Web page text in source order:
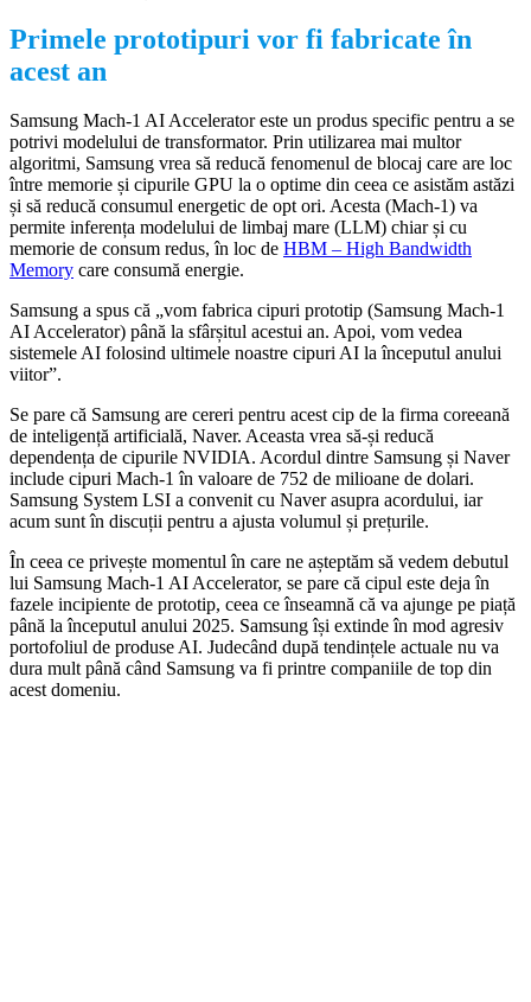
Primele prototipuri vor fi fabricate în
acest an
Samsung Mach-1 AI Accelerator este un produs specific pentru a se
potrivi modelului de transformator. Prin utilizarea mai multor
algoritmi, Samsung vrea să reducă fenomenul de blocaj care are loc
între memorie și cipurile GPU la o optime din ceea ce asistăm astăzi
și să reducă consumul energetic de opt ori. Acesta (Mach-1) va
permite inferența modelului de limbaj mare (LLM) chiar și cu
memorie de consum redus, în loc de HBM – High Bandwidth
Memory care consumă energie.
Samsung a spus că „vom fabrica cipuri prototip (Samsung Mach-1
AI Accelerator) până la sfârșitul acestui an. Apoi, vom vedea
sistemele AI folosind ultimele noastre cipuri AI la începutul anului
viitor”.
Se pare că Samsung are cereri pentru acest cip de la firma coreeană
de inteligență artificială, Naver. Aceasta vrea să-și reducă
dependența de cipurile NVIDIA. Acordul dintre Samsung și Naver
include cipuri Mach-1 în valoare de 752 de milioane de dolari.
Samsung System LSI a convenit cu Naver asupra acordului, iar
acum sunt în discuții pentru a ajusta volumul și prețurile.
În ceea ce privește momentul în care ne așteptăm să vedem debutul
lui Samsung Mach-1 AI Accelerator, se pare că cipul este deja în
fazele incipiente de prototip, ceea ce înseamnă că va ajunge pe piață
până la începutul anului 2025. Samsung își extinde în mod agresiv
portofoliul de produse AI. Judecând după tendințele actuale nu va
dura mult până când Samsung va fi printre companiile de top din
acest domeniu.